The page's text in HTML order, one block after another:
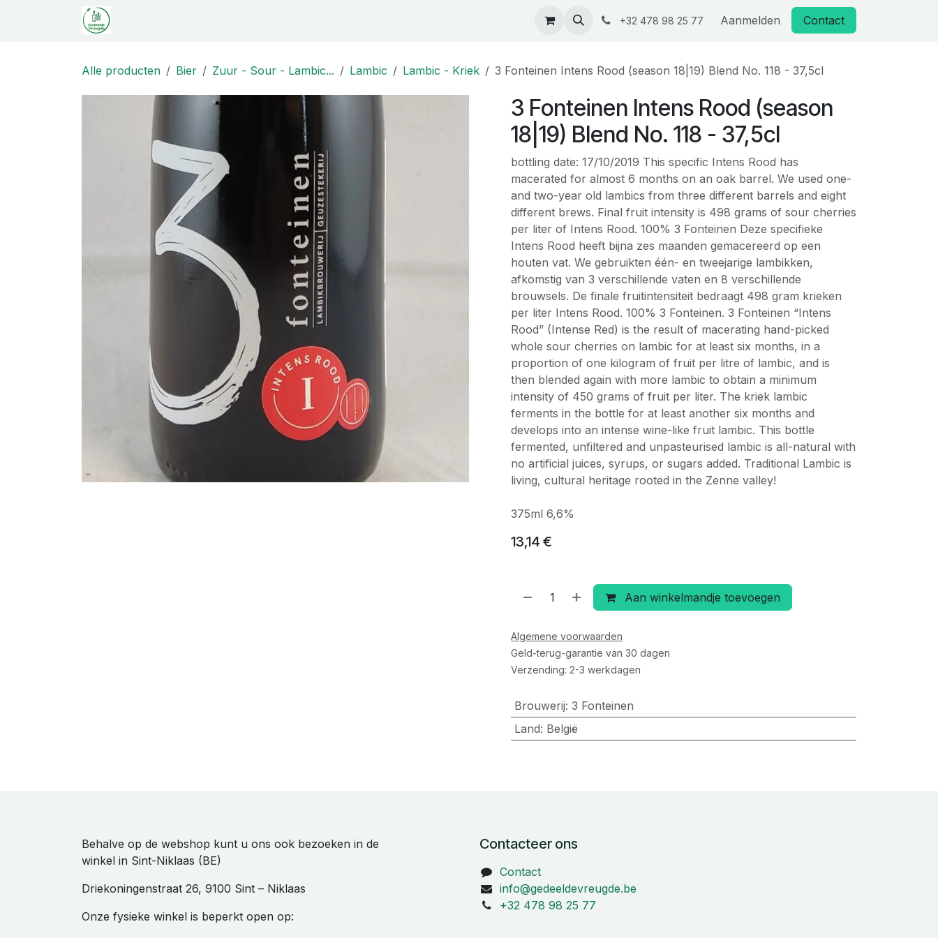
Overslaan naar inhoud
+32 478 98 25 77 Aanmelden Contact
Alle producten Bier Zuur - Sour - Lambic... Lambic Lambic - Kriek 3 Fonteinen Intens Rood (season 18|19) Blend No. 118 - 37,5cl
3 Fonteinen Intens Rood (season
18|19) Blend No. 118 - 37,5cl
bottling date: 17/10/2019 This specific Intens Rood has
macerated for almost 6 months on an oak barrel. We used one-
and two-year old lambics from three different barrels and eight
different brews. Final fruit intensity is 498 grams of sour cherries
per liter of Intens Rood. 100% 3 Fonteinen Deze specifieke
Intens Rood heeft bijna zes maanden gemacereerd op een
houten vat. We gebruikten één- en tweejarige lambikken,
afkomstig van 3 verschillende vaten en 8 verschillende
brouwsels. De finale fruitintensiteit bedraagt 498 gram krieken
per liter Intens Rood. 100% 3 Fonteinen. 3 Fonteinen “Intens
Rood” (Intense Red) is the result of macerating hand-picked
whole sour cherries on lambic for at least six months, in a
proportion of one kilogram of fruit per litre of lambic, and is
then blended again with more lambic to obtain a minimum
intensity of 450 grams of fruit per liter. The kriek lambic
ferments in the bottle for at least another six months and
develops into an intense wine-like fruit lambic. This bottle
fermented, unfiltered and unpasteurised lambic is all-natural with
no artificial juices, syrups, or sugars added. Traditional Lambic is
living, cultural heritage rooted in the Zenne valley!
375ml 6,6%
13,14 €
Aan winkelmandje toevoegen
Algemene voorwaarden
Geld-terug-garantie van 30 dagen
Verzending: 2-3 werkdagen
Brouwerij: 3 Fonteinen
Land: België
Behalve op de webshop kunt u ons ook bezoeken in de
winkel in Sint-Niklaas (BE)
Driekoningenstraat 26, 9100 Sint – Niklaas
Onze fysieke winkel is beperkt open op:
Contacteer ons
Contact
info@gedeeldevreugde.be
+32 478 98 25 77